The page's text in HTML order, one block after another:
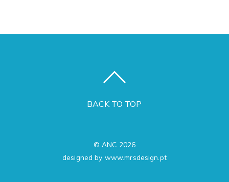
BACK TO TOP
©ANC 2026
designed by www.mrsdesign.pt